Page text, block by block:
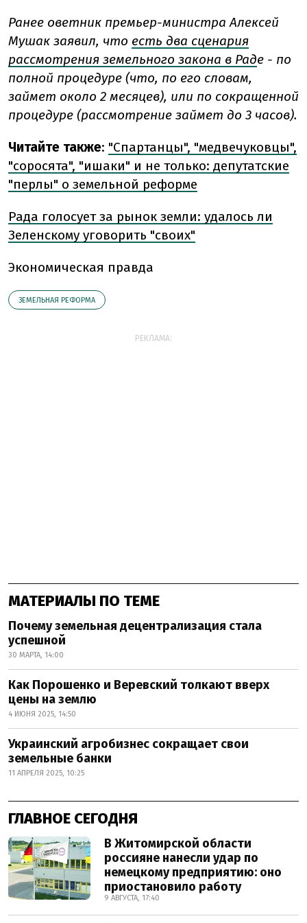
Ранее оветник премьер-министра Алексей
Мушак заявил, что есть два сценария
рассмотрения земельного закона в Раде - по
полной процедуре (что, по его словам,
займет около 2 месяцев), или по сокращенной
процедуре (рассмотрение займет до 3 часов).
Читайте также: "Спартанцы", "медвечуковцы",
"соросята", "ишаки" и не только: депутатские
"перлы" о земельной реформе
Рада голосует за рынок земли: удалось ли
Зеленскому уговорить "своих"
Экономическая правда
ЗЕМЕЛЬНАЯ РЕФОРМА
РЕКЛАМА:
МАТЕРИАЛЫ ПО ТЕМЕ
Почему земельная децентрализация стала
успешной
30 МАРТА, 14:00
Как Порошенко и Веревский толкают вверх
цены на землю
4 ИЮНЯ 2025, 14:50
Украинский агробизнес сокращает свои
земельные банки
11 АПРЕЛЯ 2025, 10:25
ГЛАВНОЕ СЕГОДНЯ
В Житомирской области
россияне нанесли удар по
немецкому предприятию: оно
приостановило работу
9 АВГУСТА, 17:40